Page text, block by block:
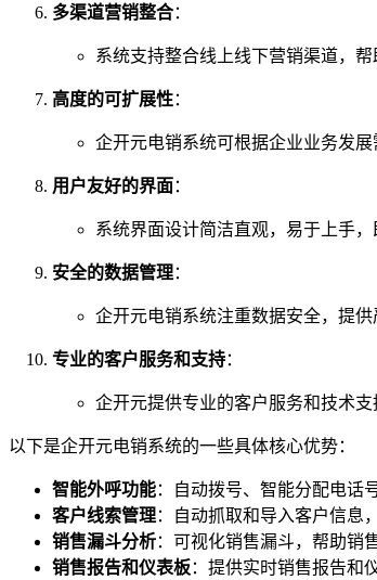
多渠道营销整合：
系统支持整合线上线下营销渠道，
高度的可扩展性：
企开元电销系统可根据企业业务发
用户友好的界面：
系统界面设计简洁直观，易于上手
安全的数据管理：
企开元电销系统注重数据安全，提
专业的客户服务和支持：
企开元提供专业的客户服务和技术
以下是企开元电销系统的一些具体核心优势：
智能外呼功能：自动拨号、智能分配电话
客户线索管理：自动抓取和导入客户信息
销售漏斗分析：可视化销售漏斗，帮助销
销售报告和仪表板：提供实时销售报告和